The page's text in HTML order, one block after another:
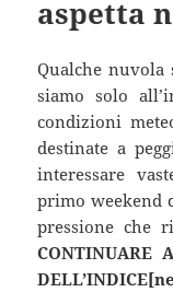
aspetta
Qualche nuvola
siamo solo
condizioni
destinate a
interessare
primo weekend
pressione che
CONTINUARE